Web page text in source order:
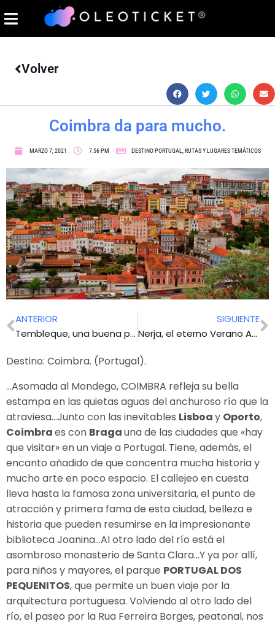
Volver
Coimbra da para mucho.
MARZO 7, 2021 7:56 PM DESTINO PORTUGAL RUTAS Y LUGARES TEMÁTICOS
ANTERIOR
Tembleque, una buena parada en La Mancha.
SIGUIENTE
Nerja, el eterno Verano Azul.
Destino: Coimbra. (Portugal).
…Asomada al Mondego, COIMBRA refleja su bella
estampa en las quietas aguas del anchuroso río que la
atraviesa…Junto con las inevitables Lisboay Oporto,
Coimbraes con Bragauna de las ciudades que «hay
que visitar» en un viaje a Portugal. Tiene, además, el
encanto añadido de que concentra mucha historia y
mucho arte en poco espacio. El callejeo en cuesta
lleva hasta la famosa zona universitaria, el punto de
atracción y primera fama de esta ciudad, belleza e
historia que pueden resumirse en la impresionante
biblioteca Joanina…Al otro lado del río está el
asombroso monasterio de Santa Clara…Y ya por allí,
para niños y mayores, el parque PORTUGAL DOS
PEQUENITOS, que permite un buen viaje por la
arquitectura portuguesa. Volviendo al otro lado del
río, el paseo por la Rua Ferreira Borges, peatonal, nos